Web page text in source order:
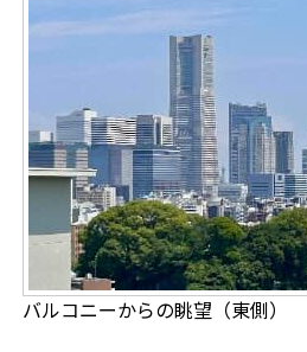
バルコニーからの眺望（東側）